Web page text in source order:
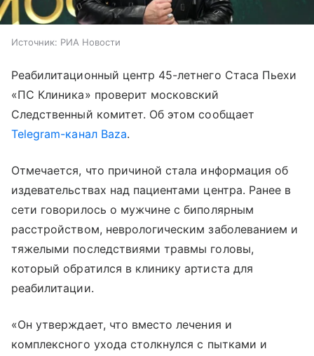
Источник: РИА Новости
Реабилитационный центр 45-летнего Стаса Пьехи
«ПС Клиника» проверит московский
Следственный комитет. Об этом сообщает
Telegram-канал Baza.
Отмечается, что причиной стала информация об
издевательствах над пациентами центра. Ранее в
сети говорилось о мужчине с биполярным
расстройством, неврологическим заболеванием и
тяжелыми последствиями травмы головы,
который обратился в клинику артиста для
реабилитации.
«Он утверждает, что вместо лечения и
комплексного ухода столкнулся с пытками и